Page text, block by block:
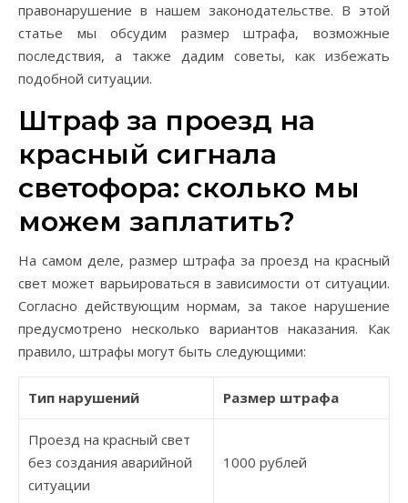
правонарушение в нашем законодательстве. В этой
статье мы обсудим размер штрафа, возможные
последствия, а также дадим советы, как избежать
подобной ситуации.
Штраф за проезд на
красный сигнала
светофора: сколько мы
можем заплатить?
На самом деле, размер штрафа за проезд на красный
свет может варьироваться в зависимости от ситуации.
Согласно действующим нормам, за такое нарушение
предусмотрено несколько вариантов наказания. Как
правило, штрафы могут быть следующими:
Тип нарушений Размер штрафа
Проезд на красный свет
без создания аварийной
ситуации
1000 рублей